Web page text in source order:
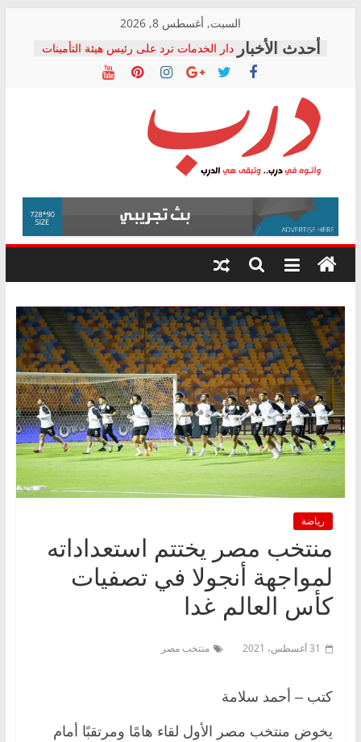
content
السبت, أغسطس 8, 2026
دار الخدمات ترد على رئيس هيئة التأمينات
بعد مؤتمره الصحفي: إنكار الأزمة لا ينهي
معاناة أصحاب المعاشات.. ونطالب بكشف
فرحات سليمان يكتب: القطاع الصحي إلى
أين؟
حزب التحالف الشعبي يطلق لجنة “الحق
في الصحة” بالإسكندرية لرصد الانتهاكات
ودعم المرضى
الوزاري لمدينة الصحفيين.. وانتهاء أعمال
إنشاء المبنى الإداري
المجلس القومي لحقوق الإنسان يعلن
متابعة قضية الدكتور محمد زهران.. ويؤكد:
قرينة البراءة وضمانات المحاكمة العادلة
درب
وأتوه
درب..
وتبقى
هي
رياضة
منتخب مصر يختتم استعداداته
لمواجهة أنجولا في تصفيات
كأس العالم غدا
31 أغسطس، 2021 منتخب مصر
كتب – أحمد سلامة
يخوض منتخب مصر الأول لقاء هامًا ومرتقبًا أمام